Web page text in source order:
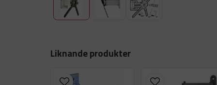
Liknande produkter